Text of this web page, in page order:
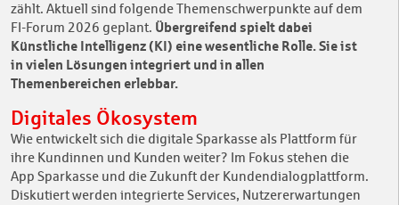
zählt. Aktuell sind folgende Themenschwerpunkte auf dem
FI-Forum 2026 geplant. Übergreifend spielt dabei
Künstliche Intelligenz (KI) eine wesentliche Rolle. Sie ist
in vielen Lösungen integriert und in allen
Themenbereichen erlebbar.
Digitales Ökosystem
Wie entwickelt sich die digitale Sparkasse als Plattform für
ihre Kundinnen und Kunden weiter? Im Fokus stehen die
App Sparkasse und die Zukunft der Kundendialogplattform.
Diskutiert werden integrierte Services, Nutzererwartungen